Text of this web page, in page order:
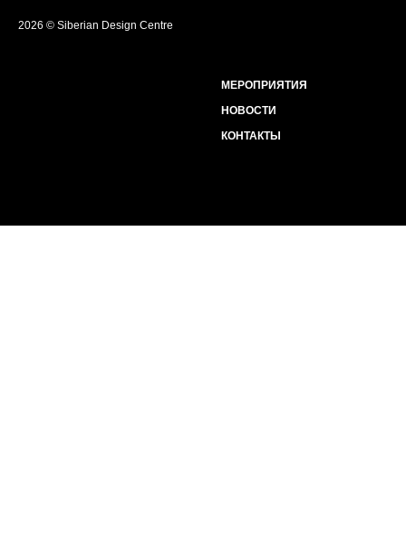
2026 © Siberian Design Centre
МЕРОПРИЯТИЯ
НОВОСТИ
КОНТАКТЫ